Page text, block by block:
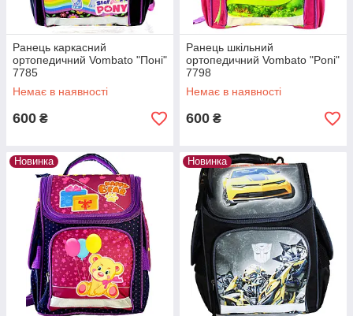
Ранець каркасний
ортопедичний Vombato "Поні"
7785
Немає в наявності
600 ₴
Ранець шкільний
ортопедичний Vombato "Poni"
7798
Немає в наявності
600 ₴
Новинка Новинка